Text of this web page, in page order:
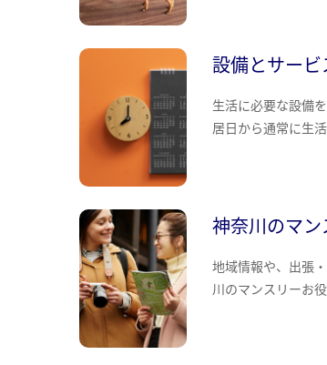
設備とサービ
生活に必要な設備
居日から通常に生活
神奈川のマ
地域情報や、出張
川のマンスリーお